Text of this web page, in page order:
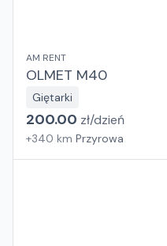
AM RENT
OLMET M40
Giętarki
200.00 zł/dzień
+340 km Przyrowa